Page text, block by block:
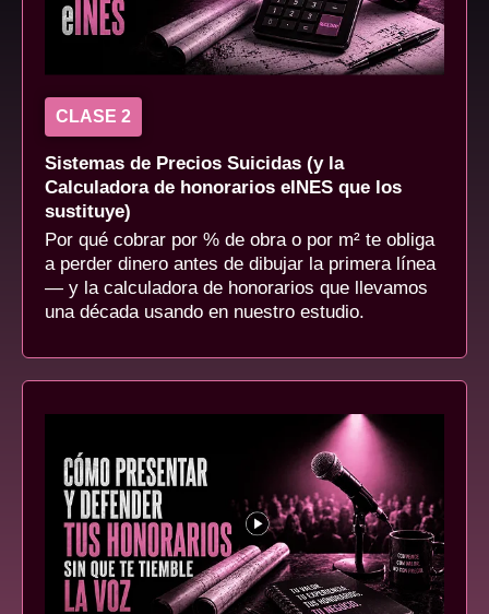
CLASE 2
Sistemas de Precios Suicidas (y la
Calculadora de honorarios eINES que los
sustituye)
Por qué cobrar por % de obra o por m² te obliga
a perder dinero antes de dibujar la primera línea
— y la calculadora de honorarios que llevamos
una década usando en nuestro estudio.